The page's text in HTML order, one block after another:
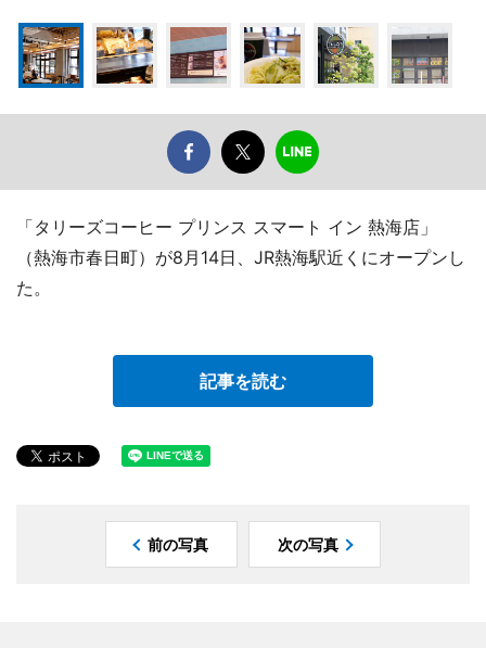
「タリーズコーヒー プリンス スマート イン 熱海店」
（熱海市春日町）が8月14日、JR熱海駅近くにオープンし
た。
記事を読む
前の写真 次の写真